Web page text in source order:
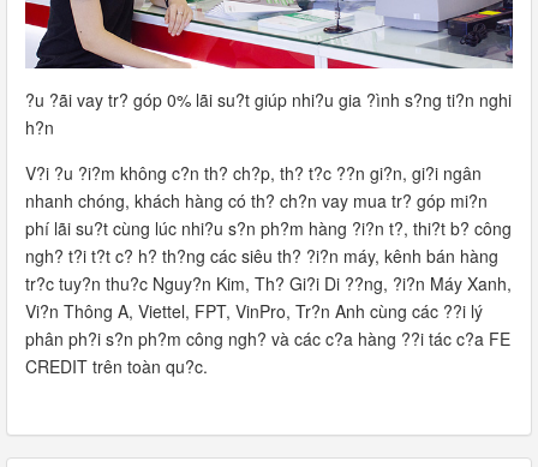
?u ?ãi vay tr? góp 0% lãi su?t giúp nhi?u gia ?ình s?ng ti?n nghi
h?n
V?i ?u ?i?m không c?n th? ch?p, th? t?c ??n gi?n, gi?i ngân
nhanh chóng, khách hàng có th? ch?n vay mua tr? góp mi?n
phí lãi su?t cùng lúc nhi?u s?n ph?m hàng ?i?n t?, thi?t b? công
ngh? t?i t?t c? h? th?ng các siêu th? ?i?n máy, kênh bán hàng
tr?c tuy?n thu?c Nguy?n Kim, Th? Gi?i Di ??ng, ?i?n Máy Xanh,
Vi?n Thông A, Viettel, FPT, VinPro, Tr?n Anh cùng các ??i lý
phân ph?i s?n ph?m công ngh? và các c?a hàng ??i tác c?a FE
CREDIT trên toàn qu?c.